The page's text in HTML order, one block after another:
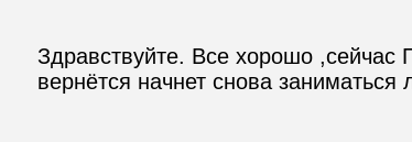
Здравствуйте. Все хорошо ,сейчас
вернётся начнет снова